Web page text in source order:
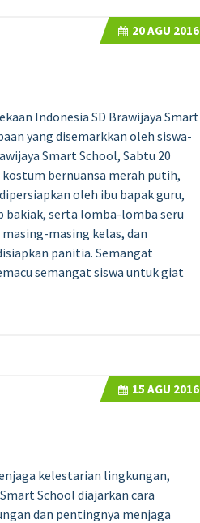
20AGU 2016
Indonesia SD Brawijaya Smart
yang disemarkkan oleh siswa-
Smart School, Sabtu 20
bernuansa merah putih,
oleh ibu bapak guru,
bakiak, serta lomba-lomba seru
masing kelas, dan
panitia. Semangat
semangat siswa untuk giat
15 AGU 2016
kelestarian lingkungan,
School diajarkan cara
dan pentingnya menjaga